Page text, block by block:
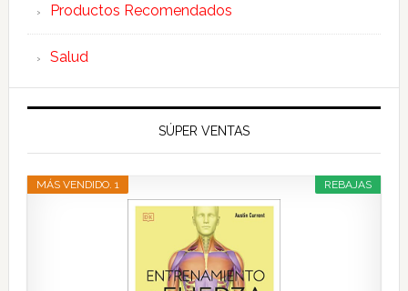
Productos Recomendados
Salud
SÚPER VENTAS
REBAJAS
MÁS VENDIDO. 1